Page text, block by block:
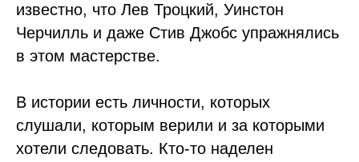
известно, что Лев Троцкий, Уинстон
Черчилль и даже Стив Джобс упражнялись
в этом мастерстве.
В истории есть личности, которых
слушали, которым верили и за которыми
хотели следовать. Кто-то наделен